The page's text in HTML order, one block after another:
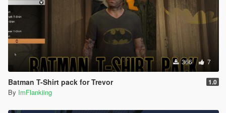
366 7
Batman T-Shirt pack for Trevor 1.0
By ImFlankiing